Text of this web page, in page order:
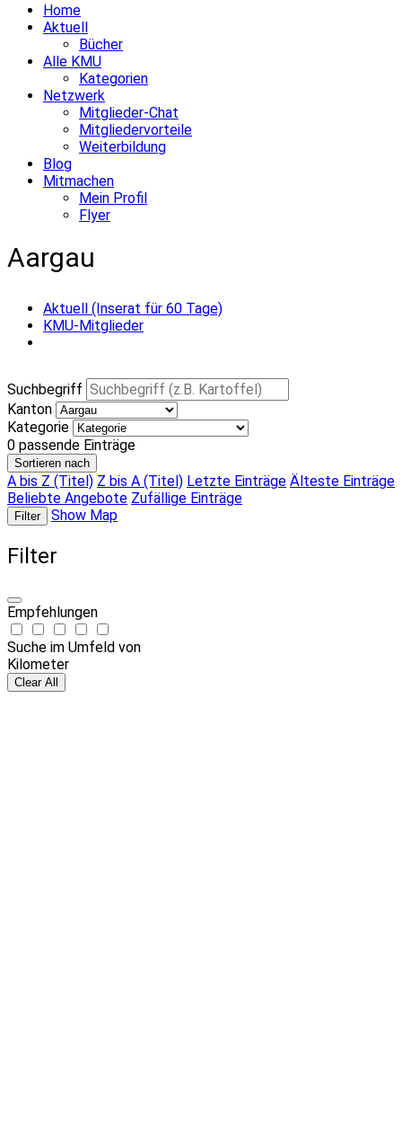
Home
Aktuell
Bücher
Alle KMU
Kategorien
Netzwerk
Mitglieder-Chat
Mitgliedervorteile
Weiterbildung
Blog
Mitmachen
Mein Profil
Flyer
Aargau
Aktuell (Inserat für 60 Tage)
KMU-Mitglieder
Suchbegriff
Kanton
Kategorie
0 passende Einträge
Sortieren nach
A bis Z (Titel) Z bis A (Titel) Letzte Einträge Älteste Einträge
Beliebte Angebote Zufällige Einträge
Filter Show Map
Filter
Empfehlungen
Suche im Umfeld von
Kilometer
Clear All